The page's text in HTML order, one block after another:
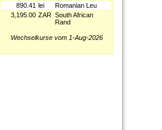
890.41 lei
Romanian Leu
3,195.00 ZAR South African
Rand
Wechselkurse vom 1-Aug-2026